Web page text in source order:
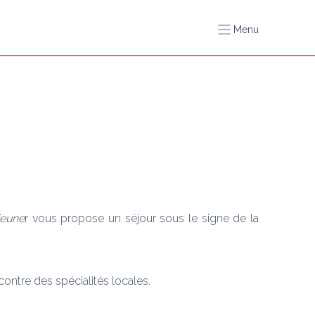
Menu
r vous propose un séjour sous le signe de la
des spécialités locales.